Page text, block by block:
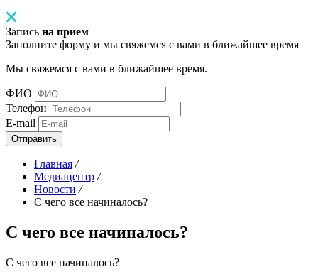
Запись на прием
Заполните форму и мы свяжемся с вами в ближайшее время
Мы свяжемся с вами в ближайшее время.
ФИО
Телефон
E-mail
Отправить
Главная /
Медиацентр /
Новости /
С чего все начиналось?
С чего все начиналось?
С чего все начиналось?